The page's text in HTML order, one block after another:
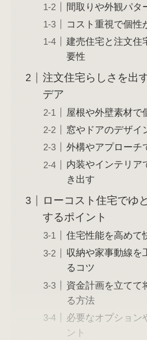
間取りや外観パタ
コスト重視で個性
建売住宅と注文住
要性
注文住宅らしさを出
デア
屋根や外壁素材で
窓やドアのデザイ
外構やアプローチ
内装やインテリア
き出す
ローコスト住宅でゆ
するポイント
住宅性能を高めて
収納や家事動線を
るコツ
資金計画を立てて
る方法
必要なオプション
ント